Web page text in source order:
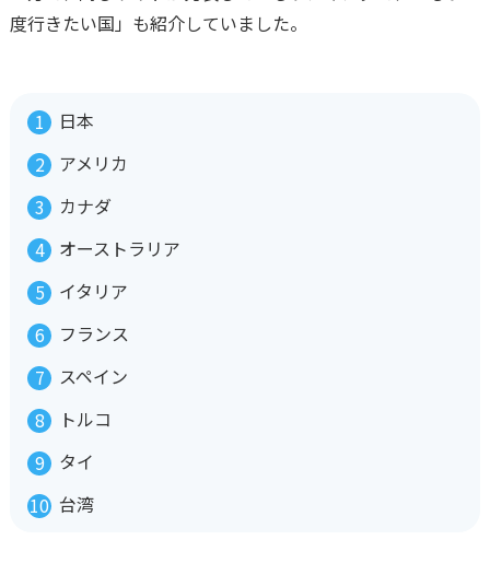
度行きたい国」も紹介していました。
日本
アメリカ
カナダ
オーストラリア
イタリア
フランス
スペイン
トルコ
タイ
台湾